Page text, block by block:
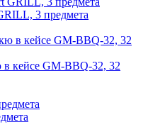
3 предмета
в кейсе GM-BBQ-32, 32